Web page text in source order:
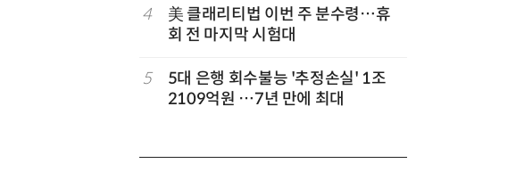
사이드카 발동
조현장 '전파'…
4
美 클래리티법 이번 주 분수령…휴
회 전 마지막 시험대
5
5대 은행 회수불능 '추정손실' 1조
2109억원 …7년 만에 최대